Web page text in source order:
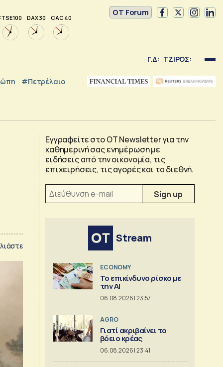
100 DAX 30 CAC 40
OT Forum
Γ.Δ: ΤΖΙΡΟΣ:
#Πετρέλαιο
Εγγραφείτε στο OT Newsletter για την
καθημερινή σας ενημέρωση με
ειδήσεις από την οικονομία, τις
επιχειρήσεις, τις αγορές και τα διεθνή.
Stream
ECONOMY
Το επικίνδυνο ρίσκο με
την ΑΙ
06.08.2026 | 23:57
AGRO
Γιατί ακριβαίνει το
βόειο κρέας
06.08.2026 | 23:41